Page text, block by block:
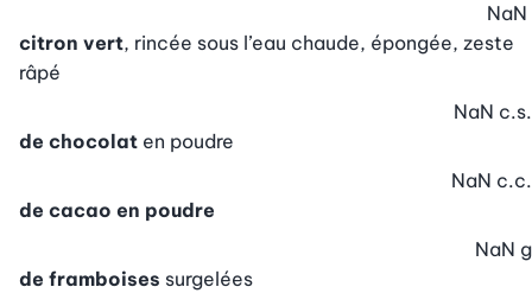
citron vert, rincée sous l’eau chaude, épongée, zeste
râpé
NaN
de chocolat en poudre
NaN c.s.
de cacao en poudre
NaN c.c.
de framboises surgelées
NaN g